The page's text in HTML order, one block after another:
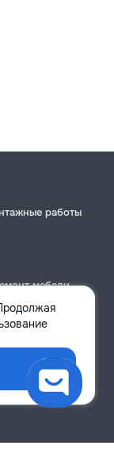
работы
мебели